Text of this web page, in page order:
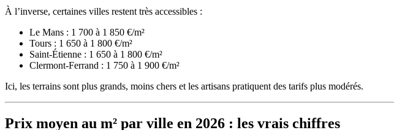
À l’inverse, certaines villes restent très accessibles :
Le Mans : 1 700 à 1 850 €/m²
Tours : 1 650 à 1 800 €/m²
Saint-Étienne : 1 650 à 1 800 €/m²
Clermont-Ferrand : 1 750 à 1 900 €/m²
Ici, les terrains sont plus grands, moins chers et les artisans pratiquent des tarifs plus modérés.
Prix moyen au m² par ville en 2026 : les vrais chiffres